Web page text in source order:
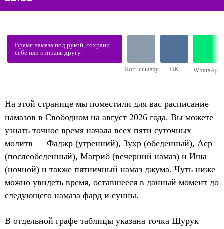
Время намаза под рукой, сохрани
себе или отправь другу.
Коп. ссылку ВК WhatsApp
На этой странице мы поместили для вас расписание
намазов в Свободном на август 2026 года. Вы можете
узнать точное время начала всех пяти суточных
молитв — Фаджр (утренний), Зухр (обеденный), Аср
(послеобеденный), Магриб (вечерний намаз) и Иша
(ночной) и также пятничный намаз джума. Чуть ниже
можно увидеть время, оставшееся в данный момент до
следующего намаза фард и сунны.
В отдельной графе таблицы указана точка Шурук